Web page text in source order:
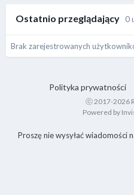
Ostatnio przeglądający 0
Brak zarejestrowanych
Polityka prywatności
ⓒ 2017-2026
Powered by
Proszę nie wysyłać wiadomości